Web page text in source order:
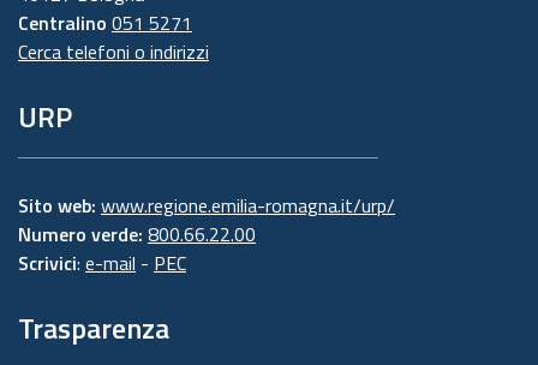
Centralino 051 5271
Cerca telefoni o indirizzi
URP
Sito web: www.regione.emilia-romagna.it/urp/
Numero verde: 800.66.22.00
Scrivici: e-mail - PEC
Trasparenza